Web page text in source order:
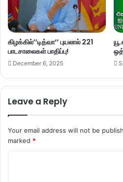
கிழக்கில்’’டித்வா’’ புயலால் 221
பாடசாலைகள் பாதிப்பு!
December 6, 2025
Leave a Reply
Your email address will not be
marked *